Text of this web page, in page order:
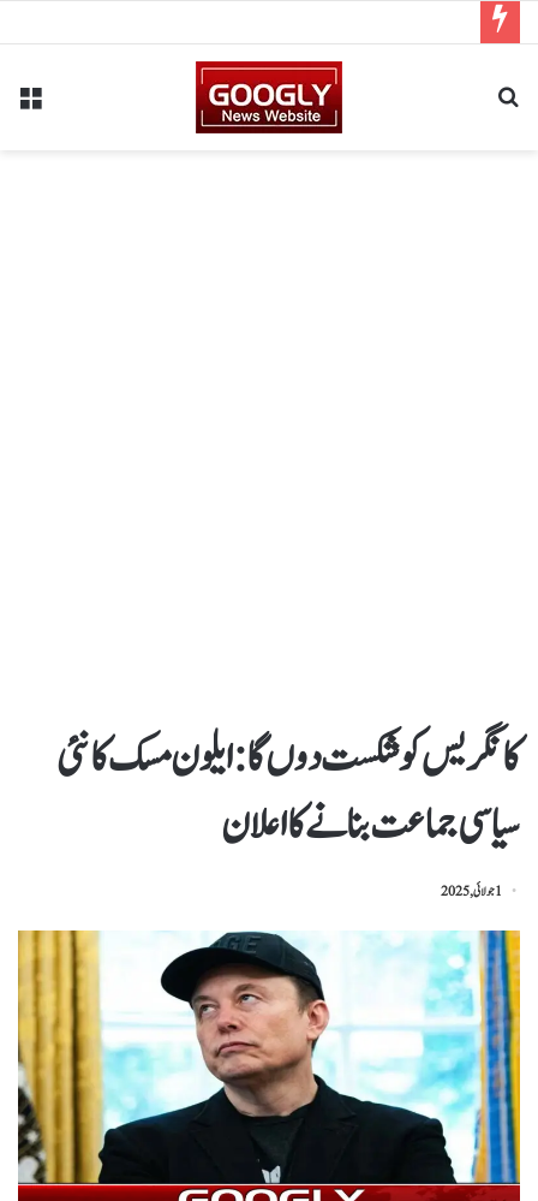
کانگریس کو شکست دوں گا: ایلون مسک کا نئی
سیاسی جماعت بنانے کا اعلان
1 جولائی, 2025